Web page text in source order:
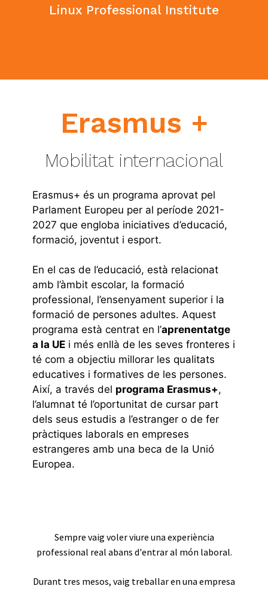
Linux Professional Institute
Erasmus +
Mobilitat internacional
Erasmus+ és un programa aprovat pel
Parlament Europeu per al període 2021-
2027 que engloba iniciatives d’educació,
formació, joventut i esport.
En el cas de l’educació, està relacionat
amb l’àmbit escolar, la formació
professional, l’ensenyament superior i la
formació de persones adultes. Aquest
programa està centrat en l’aprenentatge
a la UE i més enllà de les seves fronteres i
té com a objectiu millorar les qualitats
educatives i formatives de les persones.
Així, a través del programa Erasmus+,
l’alumnat té l’oportunitat de cursar part
dels seus estudis a l’estranger o de fer
pràctiques laborals en empreses
estrangeres amb una beca de la Unió
Europea.
Sempre vaig voler viure una experiència
professional real abans d'entrar al món laboral.
Durant tres mesos, vaig treballar en una empresa